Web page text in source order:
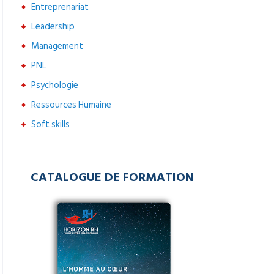
Entreprenariat
Leadership
Management
PNL
Psychologie
Ressources Humaine
Soft skills
CATALOGUE DE FORMATION